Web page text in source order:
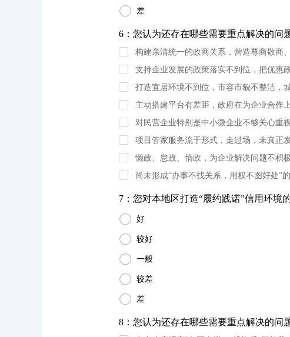
 差
6：您认为还存在哪些需要重点解决的问
构建亲清统一的政商关系，营造尊商敬商
支持企业发展的政策落实不到位，把优惠
打造宜居环境不到位，市容市貌不整洁，
主动搭建平台有差距，政府在为企业合作
对民营企业特别是中小微企业不够关心重
项目管家服务流于形式，走过场，未真正
懒政、怠政、惰政，为企业解决问题不积
尚未形成“办事不找关系，用权不图好处”
7：您对本地区打造“履约践诺”信用环境
 好
 较好
 一般
 较差
 差
8：您认为还存在哪些需要重点解决的问